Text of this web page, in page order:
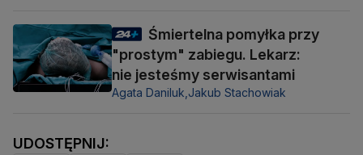
Śmiertelna pomyłka przy
"prostym" zabiegu. Lekarz:
nie jesteśmy serwisantami
Agata Daniluk, Jakub Stachowiak
UDOSTĘPNIJ: